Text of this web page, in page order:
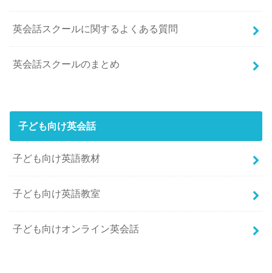
英会話スクールに関するよくある質問
英会話スクールのまとめ
子ども向け英会話
子ども向け英語教材
子ども向け英語教室
子ども向けオンライン英会話